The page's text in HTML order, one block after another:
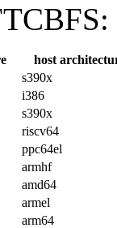
host
s390x
i386
s390x
riscv64
ppc64el
armhf
amd64
armel
arm64